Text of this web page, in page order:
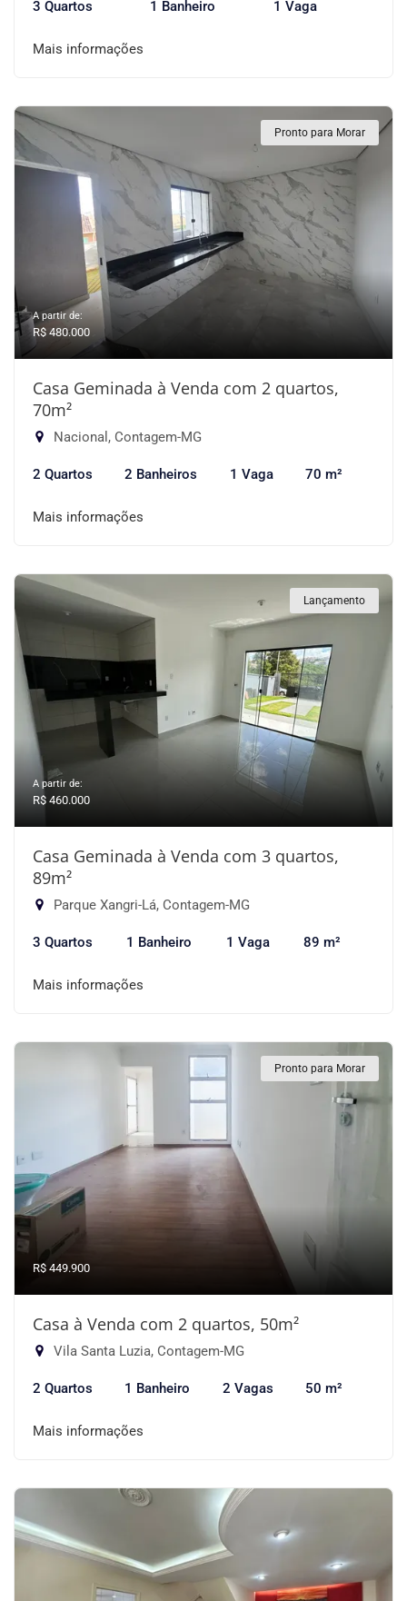
3 Quartos 1 Banheiro 1 Vaga
Mais informações
Pronto para Morar
A partir de:
R$ 480.000
Casa Geminada à Venda com 2 quartos,
70m²
Nacional, Contagem-MG
2 Quartos 2 Banheiros 1 Vaga 70 m²
Mais informações
Lançamento
A partir de:
R$ 460.000
Casa Geminada à Venda com 3 quartos,
89m²
Parque Xangri-Lá, Contagem-MG
3 Quartos 1 Banheiro 1 Vaga 89 m²
Mais informações
Pronto para Morar
R$ 449.900
Casa à Venda com 2 quartos, 50m²
Vila Santa Luzia, Contagem-MG
2 Quartos 1 Banheiro 2 Vagas 50 m²
Mais informações